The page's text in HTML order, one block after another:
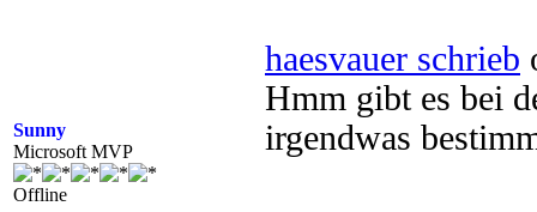
Sunny
Microsoft MVP
Offline
haesvauer schrieb
Hmm gibt es bei
irgendwas